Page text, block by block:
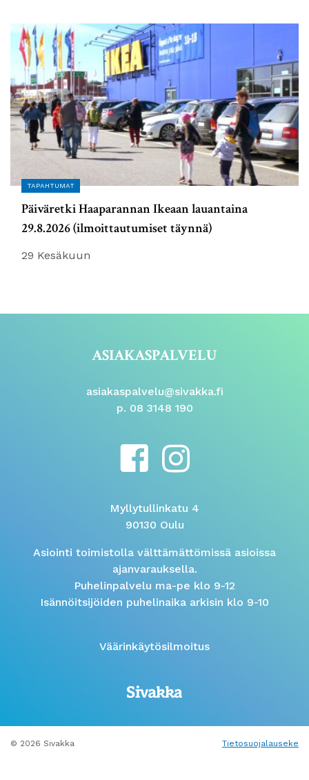
TAPAHTUMAT
Päiväretki Haaparannan Ikeaan lauantaina
29.8.2026 (ilmoittautumiset täynnä)
29 Kesäkuun
ASIAKASPALVELU
asiakaspalvelu@sivakka.fi
p. 08 3148 190
Myllytullinkatu 4
90130 Oulu
Asiointi toimistolla välttämättömissä asioissa
ajanvarauksella.
Puhelinpalvelu ma-pe klo 9-12
Isännöitsijöiden puhelinaika arkisin klo 9-10
Väärinkäytösilmoitus
© 2026 Sivakka Tietosuojalauseke